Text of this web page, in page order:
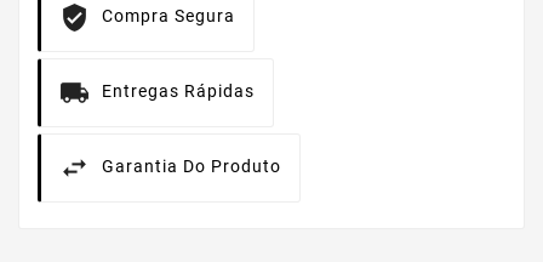
Compra Segura
Entregas Rápidas
Garantia Do Produto